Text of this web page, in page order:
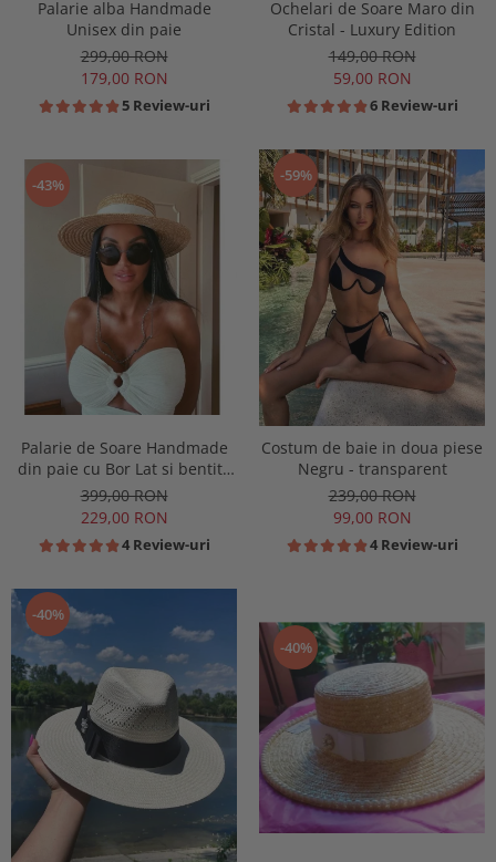
Palarie alba Handmade
Unisex din paie
299,00 RON
179,00 RON
5 Review-uri
Ochelari de Soare Maro din
Cristal - Luxury Edition
149,00 RON
59,00 RON
6 Review-uri
-43%
Palarie de Soare Handmade
din paie cu Bor Lat si bentita
detasabila la alegere
399,00 RON
229,00 RON
4 Review-uri
-59%
Costum de baie in doua piese
Negru - transparent
239,00 RON
99,00 RON
4 Review-uri
-40%
-40%